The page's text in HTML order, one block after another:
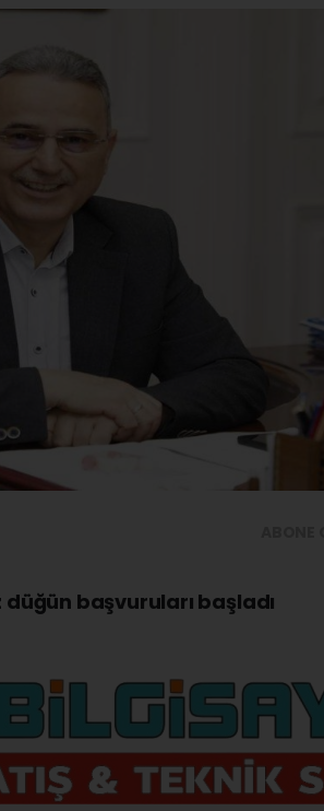
başvuruları başladı